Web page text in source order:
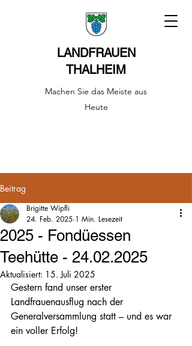
LANDFRAUEN
THALHEIM
Machen Sie das Meiste aus
Heute
Beitrag
2025 - Fondüessen
Teehütte - 24.02.2025
Brigitte Wipfli
24. Feb. 2025 1 Min. Lesezeit
Aktualisiert: 15. Juli 2025
Gestern fand unser erster
Landfrauenausflug nach der
Generalversammlung statt – und es war
ein voller Erfolg!